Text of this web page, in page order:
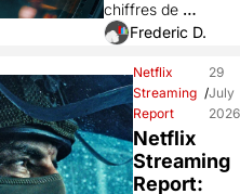
"Elle"
(Prime),
(Netflix),
"Masters of
the Universe"
(Prime),
"Heartstopper
chiffres de
visionnages aux
Etats-Unis des
instituts Nielsen et
Luminate.
Frederic D.
Netflix
Streaming
Report
/
29
July
2026
Netflix
Streaming
Report: